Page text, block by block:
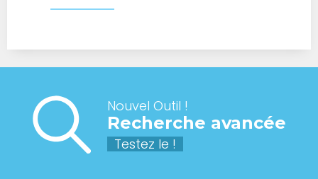
Nouvel Outil !
Recherche avancée
Testez le !